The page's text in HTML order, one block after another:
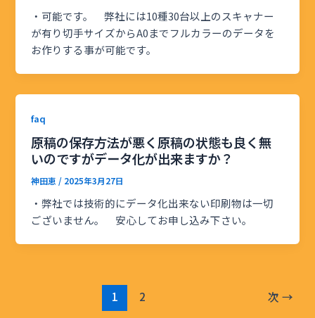
・可能です。 弊社には10種30台以上のスキャナー
が有り切手サイズからA0までフルカラーのデータを
お作りする事が可能です。
faq
原稿の保存方法が悪く原稿の状態も良く無
いのですがデータ化が出来ますか？
神田恵 / 2025年3月27日
・弊社では技術的にデータ化出来ない印刷物は一切
ございません。 安心してお申し込み下さい。
1 2 次 →